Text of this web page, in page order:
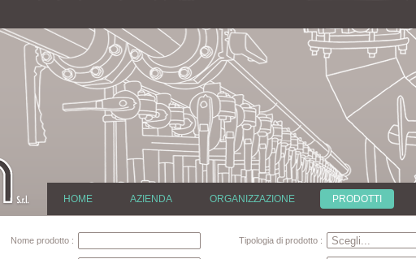
HOME AZIENDA ORGANIZZAZIONE PRODOTTI
Nome prodotto : Tipologia di prodotto :